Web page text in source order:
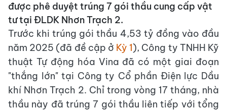
được phê duyệt trúng 7 gói thầu cung cấp vật
tư tại ĐLDK Nhơn Trạch 2.
Trước khi trúng gói thầu 4,53 tỷ đồng vào đầu
năm 2025 (đã đề cập ở Kỳ 1), Công ty TNHH Kỹ
thuật Tự động hóa Vina đã có một giai đoạn
"thắng lớn" tại Công ty Cổ phần Điện lực Dầu
khí Nhơn Trạch 2. Chỉ trong vòng 17 tháng, nhà
thầu này đã trúng 7 gói thầu liên tiếp với tổng